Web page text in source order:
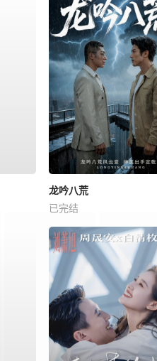
龙吟八荒
已完结